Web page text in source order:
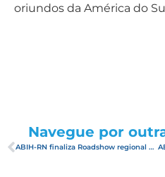
oriundos da América do
Navegue por
ABIH-RN finaliza Roadshow regional na Paraíba e Pernambuco